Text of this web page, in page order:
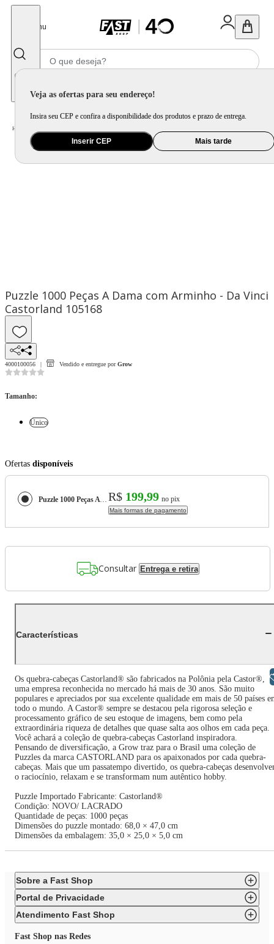
Menu
Veja as ofertas para seu endereço!
Insira seu CEP e confira a disponibilidade dos produtos e prazo de entrega.
Inserir CEP Mais tarde
Home
Puzzle 1000 Peças A Dama com Arminho - Da Vinci
Castorland 105168
4000100056 Vendido e entregue por Grow
Tamanho:
Único
Ofertas disponíveis
Puzzle 1000 Peças A Dama com Arminho - Da Vinci Castorland 105168 R$ 199,99 no pix
Mais formas de pagamento
Consultar Entrega e retira
Características
Os quebra-cabeças Castorland® são fabricados na Polônia pela Castor®,
uma empresa reconhecida no mercado há mais de 30 anos. São muito
populares e apreciados por sua excelente qualidade em mais de 50 países
todo o mundo. A Castor® sempre se destacou pela rigorosa seleção e
processamento gráfico de seu estoque de imagens, bem como pela
extraordinária riqueza de detalhes que quase salta aos olhos em cada peça.
Você achará a coleção de quebra-cabeças Castorland inspiradora.
Pensando de diversificação, a Grow traz para o Brasil uma coleção de
Puzzles da marca CASTORLAND para os apaixonados por cada quebra-
cabeças. Mais que um passatempo divertido, os quebra-cabeças
o raciocínio, relaxam e se transformam num autêntico hobby.
Puzzle Importado Fabricante: Castorland®
Condição: NOVO/ LACRADO
Quantidade de peças: 1000 peças
Dimensões do puzzle montado: 68,0 × 47,0 cm
Dimensões da embalagem: 35,0 × 25,0 × 5,0 cm
Sobre a Fast Shop
Portal de Privacidade
Atendimento Fast Shop
Fast Shop nas Redes
Libras